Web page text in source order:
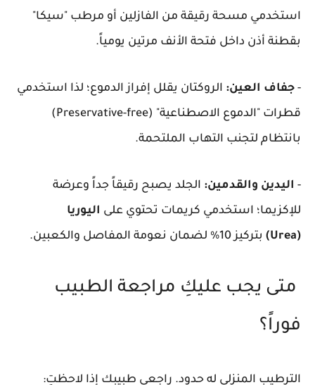
استخدمي مسحة رقيقة من الفازلين أو مرطب "سيكا"
بقطنة أذن داخل فتحة الأنف مرتين يومياً.
- جفاف العين: الروكتان يقلل إفراز الدموع؛ لذا استخدمي
قطرات "الدموع الاصطناعية" (Preservative-free)
بانتظام لتجنب التهاب الملتحمة.
- اليدين والقدمين: الجلد يصبح رقيقاً جداً وعرضة
للإكزيما؛ استخدمي كريمات تحتوي على اليوريا
(Urea)
بتركيز 10% لضمان نعومة المفاصل والكعبين.
متى يجب عليكِ مراجعة الطبيب
فوراً؟
الترطيب المنزلي له حدود. راجعي طبيبك إذا لاحظتِ: